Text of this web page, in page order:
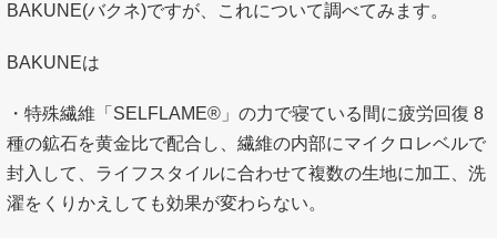
BAKUNE(バクネ)ですが、これについて調べてみます。
BAKUNEは
・特殊繊維「SELFLAME®︎」の力で寝ている間に疲労回復 8
種の鉱石を黄金比で配合し、繊維の内部にマイクロレベルで
封入して、ライフスタイルに合わせて複数の生地に加工、洗
濯をくりかえしても効果が変わらない。